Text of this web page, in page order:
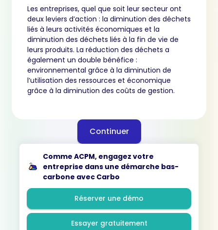
Les entreprises, quel que soit leur secteur ont
deux leviers d’action : la diminution des déchets
liés à leurs activités économiques et la
diminution des déchets liés à la fin de vie de
leurs produits. La réduction des déchets a
également un double bénéfice :
environnemental grâce à la diminution de
l’utilisation des ressources et économique
grâce à la diminution des coûts de gestion.
Continuer
Comme ACPM, engagez votre
entreprise dans une démarche bas-
carbone avec Carbo
Réserver une démo
Essayer gratuitement